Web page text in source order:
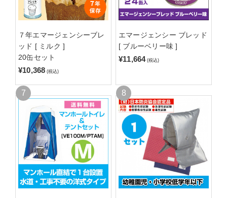
７年エマージェンシーブレ
ッド [ ミルク ]
20缶セット
¥10,368 (税込)
エマージェンシー ブレッド
[ ブルーベリー味 ]
¥11,664 (税込)